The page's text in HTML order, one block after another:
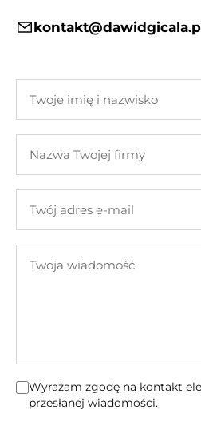
imię
nazwisko
Twojej
adres
mail
wiadomość
Wyrażam zgodę na kontakt
przesłanej wiadomości.